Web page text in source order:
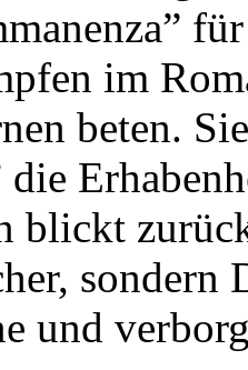
im
beten.
blickt
sondern
und